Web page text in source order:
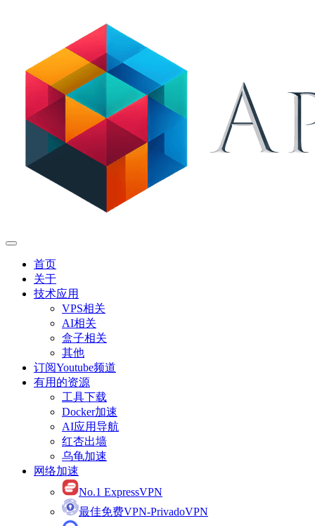
首页
关于
技术应用
VPS相关
AI相关
盒子相关
其他
订阅Youtube频道
有用的资源
工具下载
Docker加速
AI应用导航
红杏出墙
乌龟加速
网络加速
No.1 ExpressVPN
最佳免费VPN-PrivadoVPN